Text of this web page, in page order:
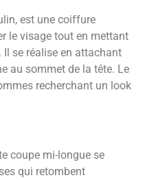
est une coiffure
le visage tout en mettant
se réalise en attachant
au sommet de la tête. Le
recherchant un look
coupe mi-longue se
qui retombent